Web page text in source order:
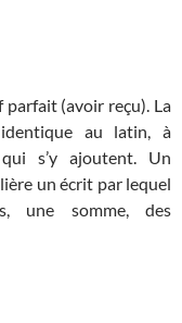
parfait (avoir reçu). La
au latin, à
s’y ajoutent. Un
un écrit par lequel
une somme, des